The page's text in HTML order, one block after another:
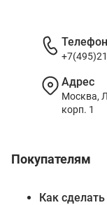
Покупателям
Как сделать
Телефон
Адрес
Москва,
корп. 1